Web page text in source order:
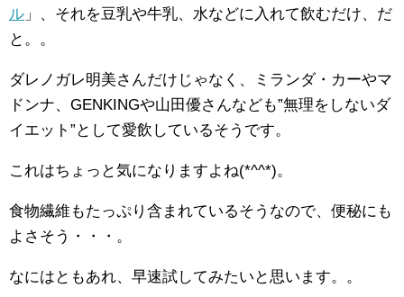
ル 」、それを豆乳や牛乳、水などに入れて飲むだけ、だ
と。。
ダレノガレ明美さんだけじゃなく、ミランダ・カーやマ
ドンナ、GENKINGや山田優さんなども”無理をしないダ
イエット”として愛飲しているそうです。
これはちょっと気になりますよね(*^^*)。
食物繊維もたっぷり含まれているそうなので、便秘にも
よさそう・・・。
なにはともあれ、早速試してみたいと思います。。